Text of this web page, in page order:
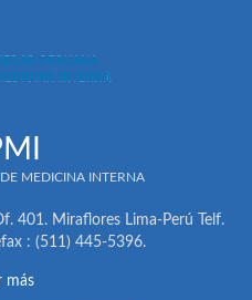
MEDICINA INTERNA
401. Miraflores Lima-Perú Telf.
: (511) 445-5396.
más